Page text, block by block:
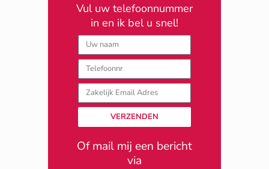
Vul uw telefoonnummer
in en ik bel u snel!
Naam
Telefoonnummer
zakelijk
email
VERZENDEN
Of mail mij een bericht
via